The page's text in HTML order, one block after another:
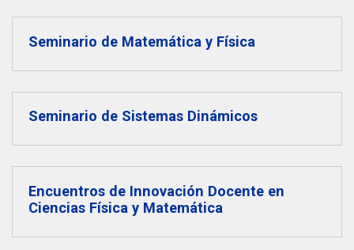
Seminario de Matemática y Física
Seminario de Sistemas Dinámicos
Encuentros de Innovación Docente en
Ciencias Física y Matemática